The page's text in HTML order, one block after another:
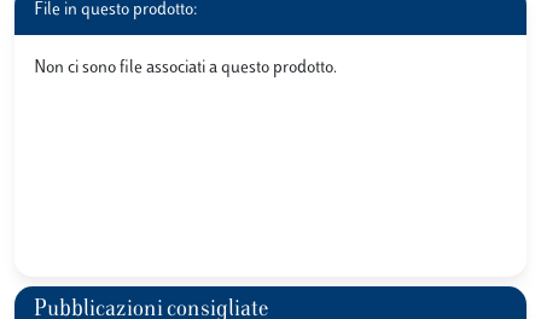
File in questo prodotto:
Non ci sono file associati a questo prodotto.
Pubblicazioni consigliate